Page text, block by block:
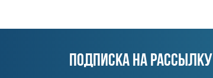
ПОДПИСКА НА РАССЫЛКУ